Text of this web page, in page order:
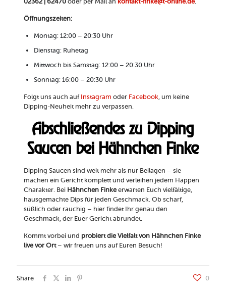
Öffnungszeiten:
Montag: 12:00 – 20:30 Uhr
Dienstag: Ruhetag
Mittwoch bis Samstag: 12:00 – 20:30 Uhr
Sonntag: 16:00 – 20:30 Uhr
Folgt uns auch auf Instagram oder Facebook, um keine
Dipping-Neuheit mehr zu verpassen.
Abschließendes zu Dipping
Saucen bei Hähnchen Finke
Dipping Saucen sind weit mehr als nur Beilagen – sie
machen ein Gericht komplett und verleihen jedem Happen
Charakter. Bei Hähnchen Finkeerwarten Euch vielfältige,
hausgemachte Dips für jeden Geschmack. Ob scharf,
süßlich oder rauchig – hier findet Ihr genau den
Geschmack, der Euer Gericht abrundet.
Kommt vorbei und probiert die Vielfalt von Hähnchen Finke
live vor Ort– wir freuen uns auf Euren Besuch!
Share 0